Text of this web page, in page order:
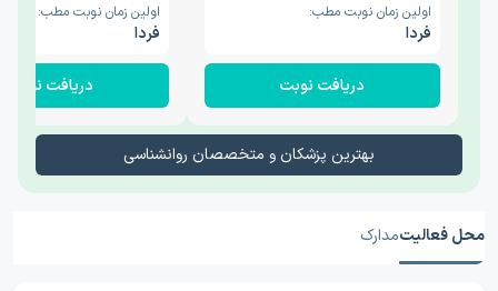
اولین زمان نوبت مطب:
فردا
دریافت نوبت
اولین زمان نوبت مطب:
فردا
دریافت نوبت
بهترین پزشکان و متخصصان روانشناسی
محل فعالیتمدارک